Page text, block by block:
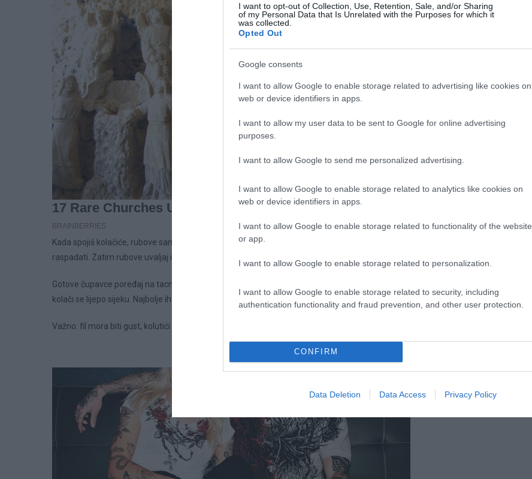
I want to opt-out of Collection, Use, Retention, Sale, and/or Sharing
of my Personal Data that Is Unrelated with the Purposes for which it
was collected.
Opted Out
Google consents
I want to allow Google to enable storage related to advertising like cookies on
web or device identifiers in apps.
I want to allow my user data to be sent to Google for online advertising
purposes.
I want to allow Google to send me personalized advertising.
I want to allow Google to enable storage related to analytics like cookies on
web or device identifiers in apps.
I want to allow Google to enable storage related to functionality of the website
or app.
I want to allow Google to enable storage related to personalization.
I want to allow Google to enable storage related to security, including
authentication functionality and fraud prevention, and other user protection.
CONFIRM
Data Deletion Data Access Privacy Policy
Kada spojiš kolačiće, rubove samo blago premaži mlijekom četkicom ili prstima. Nemoj ih umakati cijele u mlijeko, jer će se
raspadati. Zatim rubove uvaljaj u kokos. Ako želiš, možeš i gornji dio lagano posuti kokosom ili šećerom u prahu.
Gotove čupavce poređaj na tacnu i ostavi ih u frižideru najmanje 1 sat. Tada kolutići omekšaju taman koliko treba, fil se stegne i
kolači se lijepo sijeku. Najbolje ih je praviti isti dan kada se služe, jer su tada najljepši i ne budu premekani.
Važno: fil mora biti gust, kolutići se ne umaču u mlijeko, nego se samo rubovi malo premažu. Tako neće pucati ni raspadati se.